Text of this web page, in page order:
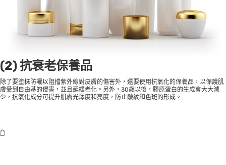
(2) 抗衰老保養品
除了要塗抹防曬以阻擋紫外線對皮膚的傷害外，還要使用抗氧化的保養品，以保護肌
膚受到自由基的侵害，並且延緩老化。另外，30歲以後，膠原蛋白的生成會大大減
少，抗氧化成分可提升肌膚光澤度和亮度，防止皺紋和色斑的形成。